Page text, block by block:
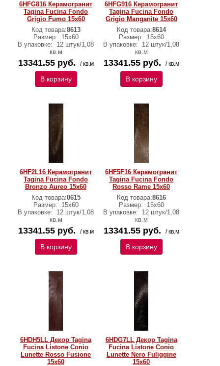
6HFG816 Керамогранит
Tagina Fucina Fondo
Grigio Fumo 15x60
Код товара:8613
Размер:
15x60
В упаковке:
12 штук/1,08
кв.м
13341.55 руб. / кв.м
В корзину
6HFG916 Керамогранит
Tagina Fucina Fondo
Grigio Manganite 15x60
Код товара:8614
Размер:
15x60
В упаковке:
12 штук/1,08
кв.м
13341.55 руб. / кв.м
В корзину
6HF2L16 Керамогранит
Tagina Fucina Fondo
Bronzo Aureo 15x60
Код товара:8615
Размер:
15x60
В упаковке:
12 штук/1,08
кв.м
13341.55 руб. / кв.м
В корзину
6HF5F16 Керамогранит
Tagina Fucina Fondo
Rosso Rame 15x60
Код товара:8616
Размер:
15x60
В упаковке:
12 штук/1,08
кв.м
13341.55 руб. / кв.м
В корзину
6HDH5LL Декор Tagina
Fucina Listone Conio
Lunette Rosso Fusione
15x60
6HDG7LL Декор Tagina
Fucina Listone Conio
Lunette Nero Fuliggine
15x60